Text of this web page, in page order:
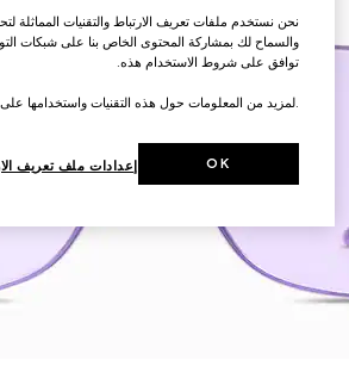
نحن نستخدم ملفات تعريف الارتباط والتقنيات المماثلة
والسماح لك بمشاركة المحتوى الخاص بنا على شبكات
توافق على شروط الاستخدام هذه.
.لمزيد من المعلومات حول هذه التقنيات واستخدامها
إعدادات ملف تعريف OK